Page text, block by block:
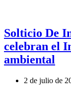
Solticio De
celebran el
ambiental
2 de julio de